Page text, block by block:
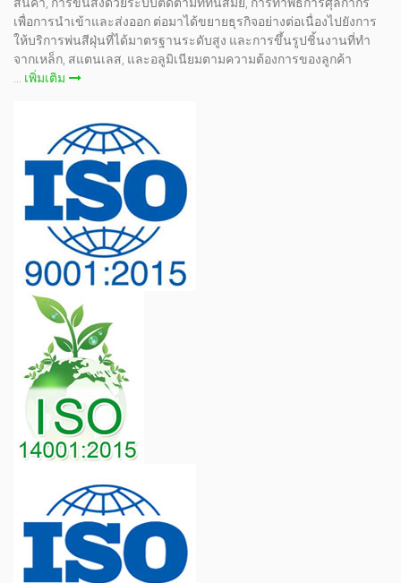
เพื่อการนำเข้าและส่งออก ต่อมาได้ขยายธุรกิจอย่างต่อเนื่องไปยังการ
ให้บริการพ่นสีฝุ่นที่ได้มาตรฐานระดับสูง และการขึ้นรูปชิ้นงานที่ทำ
จากเหล็ก, สแตนเลส, และอลูมิเนียมตามความต้องการของลูกค้า
เพิ่มเติม